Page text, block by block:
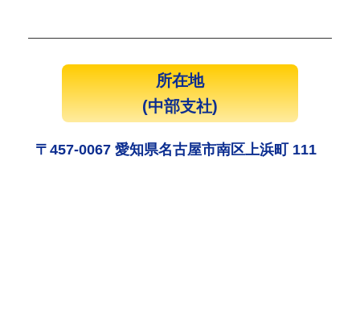
所在地
(中部支社)
〒457-0067 愛知県名古屋市南区上浜町 111